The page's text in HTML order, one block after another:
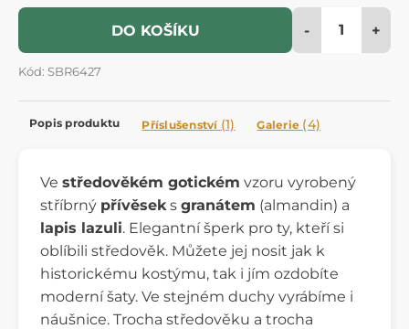
DO KOŠÍKU - +
Kód: SBR6427
Popis produktu Příslušenství (1) Galerie (4)
Ve středověkém gotickém vzoru vyrobený
stříbrný přívěsek s granátem (almandin) a
lapis lazuli. Elegantní šperk pro ty, kteří si
oblíbili středověk. Můžete jej nosit jak k
historickému kostýmu, tak i jím ozdobíte
moderní šaty. Ve stejném duchy vyrábíme i
náušnice. Trocha středověku a trocha